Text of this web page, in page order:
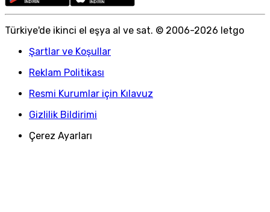
Türkiye'de ikinci el eşya al ve sat. © 2006-2026 letgo
Şartlar ve Koşullar
Reklam Politikası
Resmi Kurumlar için Kılavuz
Gizlilik Bildirimi
Çerez Ayarları